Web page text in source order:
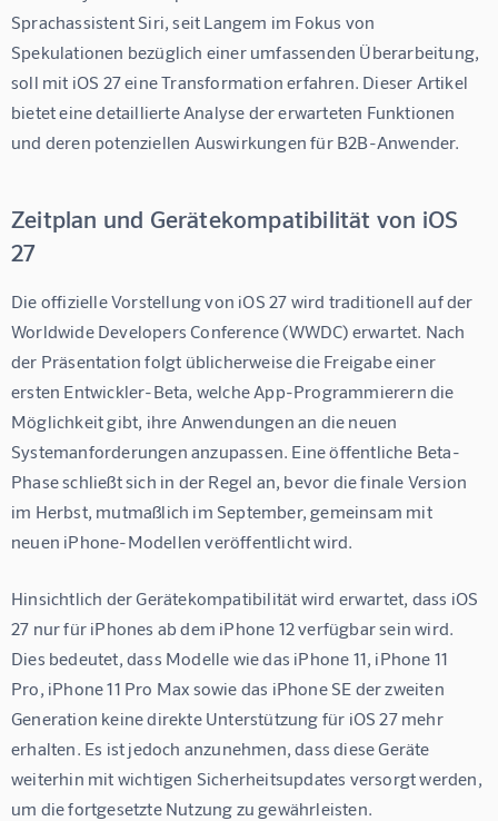
Sprachassistent Siri, seit Langem im Fokus von
Spekulationen bezüglich einer umfassenden Überarbeitung,
soll mit iOS 27 eine Transformation erfahren. Dieser Artikel
bietet eine detaillierte Analyse der erwarteten Funktionen
und deren potenziellen Auswirkungen für B2B-Anwender.
Zeitplan und Gerätekompatibilität von iOS
27
Die offizielle Vorstellung von iOS 27 wird traditionell auf der
Worldwide Developers Conference (WWDC) erwartet. Nach
der Präsentation folgt üblicherweise die Freigabe einer
ersten Entwickler-Beta, welche App-Programmierern die
Möglichkeit gibt, ihre Anwendungen an die neuen
Systemanforderungen anzupassen. Eine öffentliche Beta-
Phase schließt sich in der Regel an, bevor die finale Version
im Herbst, mutmaßlich im September, gemeinsam mit
neuen iPhone-Modellen veröffentlicht wird.
Hinsichtlich der Gerätekompatibilität wird erwartet, dass iOS
27 nur für iPhones ab dem iPhone 12 verfügbar sein wird.
Dies bedeutet, dass Modelle wie das iPhone 11, iPhone 11
Pro, iPhone 11 Pro Max sowie das iPhone SE der zweiten
Generation keine direkte Unterstützung für iOS 27 mehr
erhalten. Es ist jedoch anzunehmen, dass diese Geräte
weiterhin mit wichtigen Sicherheitsupdates versorgt werden,
um die fortgesetzte Nutzung zu gewährleisten.